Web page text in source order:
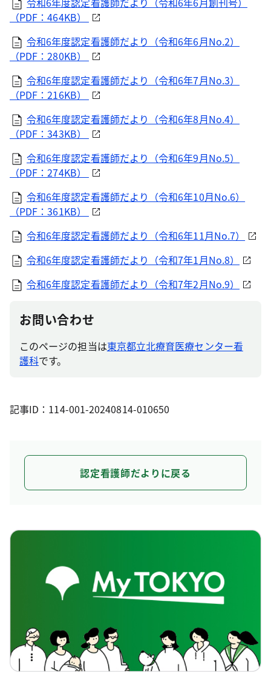
（PDF：464KB）
令和6年度認定看護師だより（令和6年6月No.2）
（PDF：280KB）
令和6年度認定看護師だより（令和6年7月No.3）
（PDF：216KB）
令和6年度認定看護師だより（令和6年8月No.4）
（PDF：343KB）
令和6年度認定看護師だより（令和6年9月No.5）
（PDF：274KB）
令和6年度認定看護師だより（令和6年10月No.6）
（PDF：361KB）
令和6年度認定看護師だより（令和6年11月No.7）
令和6年度認定看護師だより（令和7年1月No.8）
令和6年度認定看護師だより（令和7年2月No.9）
お問い合わせ
このページの担当は東京都立北療育医療センター看
護科です。
記事ID：114-001-20240814-010650
認定看護師だよりに戻る